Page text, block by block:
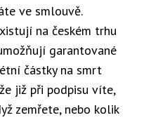
ve smlouvě.
na českém trhu
garantované
částky na smrt
již při podpisu víte,
zemřete, nebo kolik